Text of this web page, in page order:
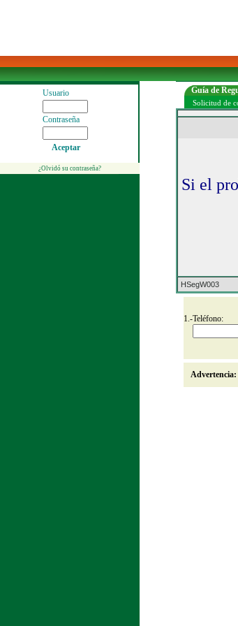
Usuario
Contraseña
Aceptar
¿Olvidó su contraseña?
Guía de
Solicitud de
1.-Teléfono:
Advertencia: